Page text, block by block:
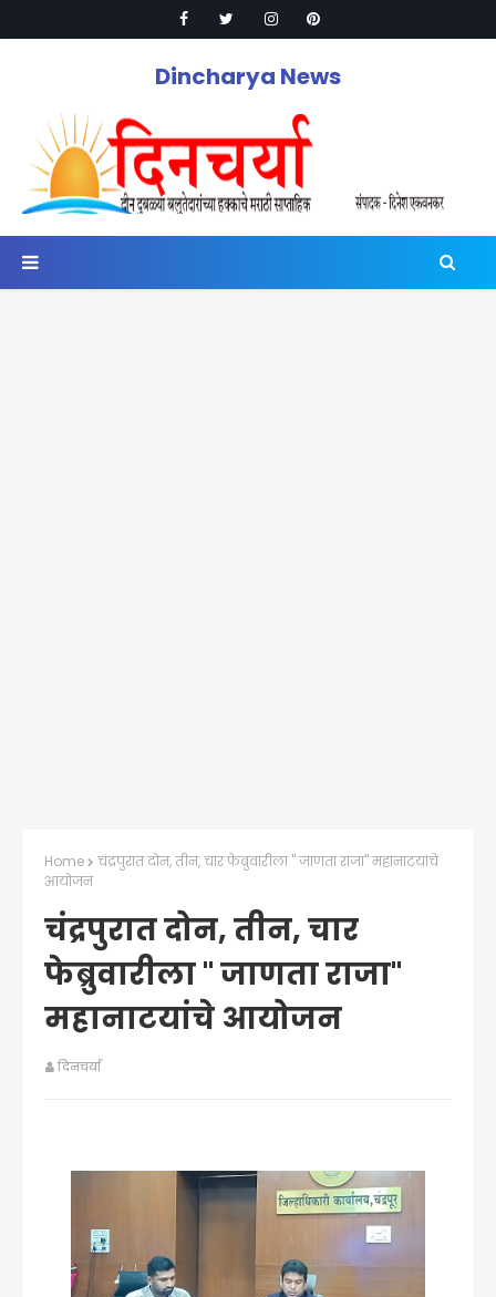
Dincharya News
Home
चंद्रपुरात दोन, तीन, चार फेब्रुवारीला " जाणता राजा" महानाटयांचे
आयोजन
चंद्रपुरात दोन, तीन, चार
फेब्रुवारीला " जाणता राजा"
महानाटयांचे आयोजन
दिनचर्या